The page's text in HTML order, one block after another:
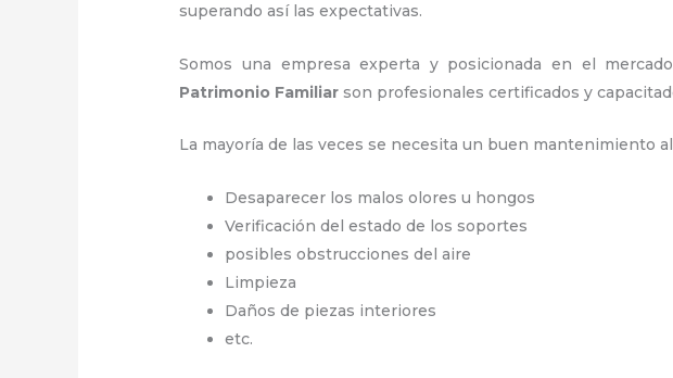
superando así las expectativas.
Somos una empresa experta y posicionada en el
Patrimonio Familiar son profesionales certificados y
La mayoría de las veces se necesita un buen mantenimiento
Desaparecer los malos olores u hongos
Verificación del estado de los soportes
posibles obstrucciones del aire
Limpieza
Daños de piezas interiores
etc.